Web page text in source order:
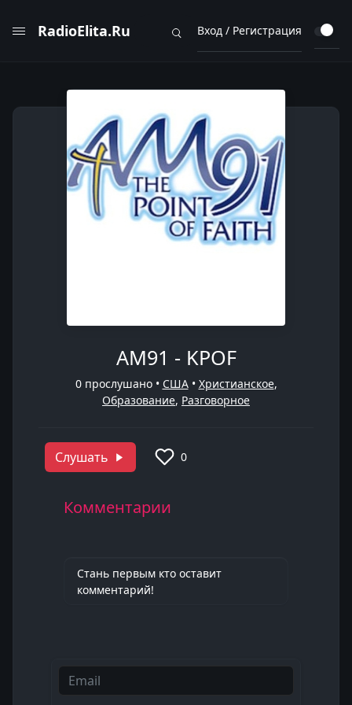
RadioElita.Ru Вход / Регистрация
AM91 - KPOF
0прослушано • США• Христианское,
Образование, Разговорное
Слушать 0
Комментарии
Стань первым кто оставит
комментарий!